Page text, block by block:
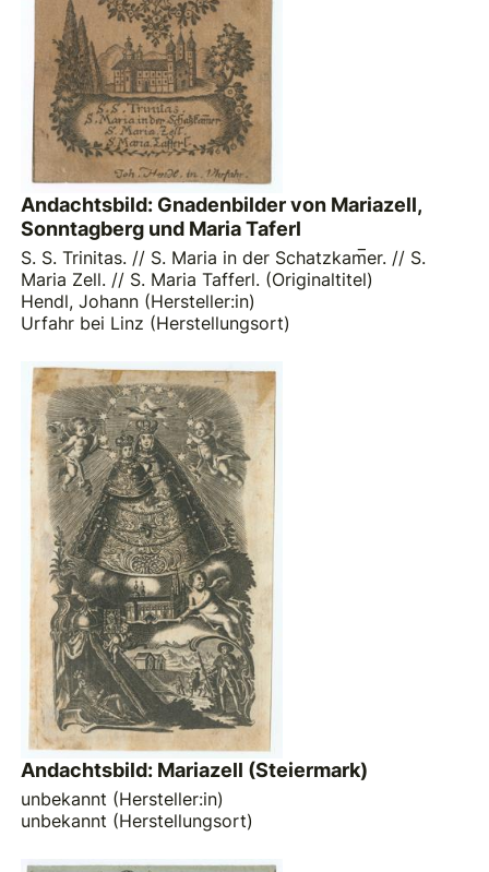
Andachtsbild: Gnadenbilder von Mariazell,
Sonntagberg und Maria Taferl
S. S. Trinitas. // S. Maria in der Schatzkam̅er. // S.
Maria Zell. // S. Maria Tafferl. (Originaltitel)
Hendl, Johann (Hersteller:in)
Urfahr bei Linz (Herstellungsort)
Andachtsbild: Mariazell (Steiermark)
unbekannt (Hersteller:in)
unbekannt (Herstellungsort)